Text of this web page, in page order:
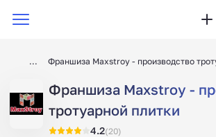
Франшиза Maxstroy - производство
Франшиза Maxstroy -
тротуарной плитки
4.2(20)